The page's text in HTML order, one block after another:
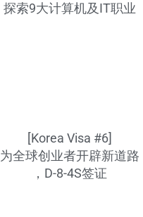
探索9大计算机及IT职业
[Korea Visa #6]
为全球创业者开辟新道路
，D-8-4S签证